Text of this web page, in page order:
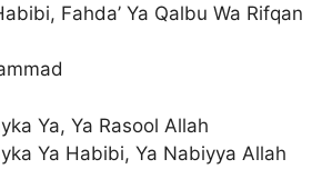
Fahda’ Ya Qalbu Wa Rifqan
Ya, Ya Rasool Allah
Ya Habibi, Ya Nabiyya Allah